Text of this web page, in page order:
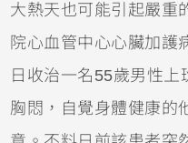
大熱天也可能引起嚴重
院心血管中心心臟加護
日收治一名55歲男性上
胸悶，自覺身體健康的